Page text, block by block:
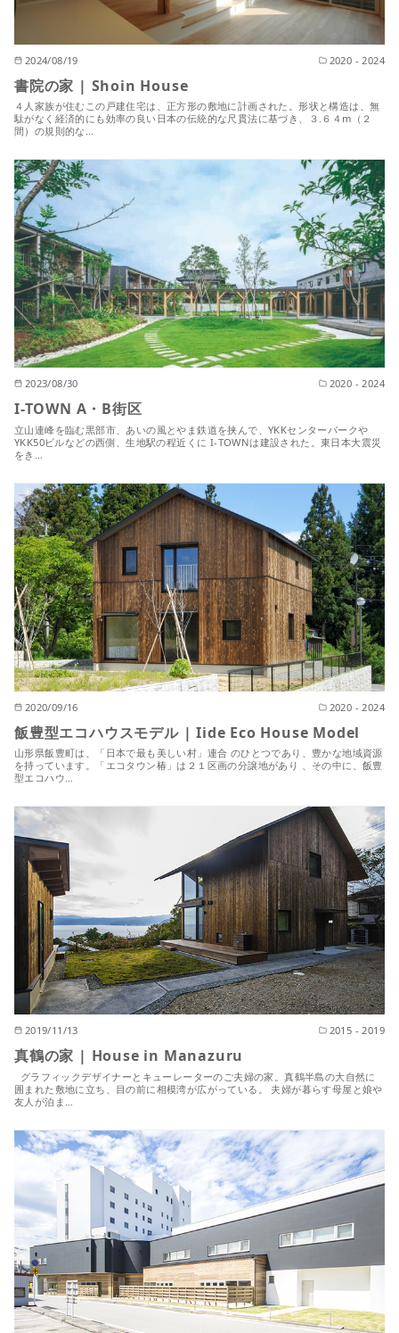
2024/08/19 2020 - 2024
書院の家 | Shoin House
４人家族が住むこの戸建住宅は、正方形の敷地に計画された。形状と構造は、無
駄がなく経済的にも効率の良い日本の伝統的な尺貫法に基づき、３.６４m（２
間）の規則的な…
2023/08/30 2020 - 2024
I-TOWN A・B街区
立山連峰を臨む黒部市、あいの風とやま鉄道を挟んで、YKKセンターパークや
YKK50ビルなどの西側、生地駅の程近くに I-TOWNは建設された。東日本大震災
をき…
2020/09/16 2020 - 2024
飯豊型エコハウスモデル | Iide Eco House Model
山形県飯豊町は、「日本で最も美しい村」連合 のひとつであり、豊かな地域資源
を持っています。「エコタウン椿」は２１区画の分譲地があり 、その中に、飯豊
型エコハウ…
2019/11/13 2015 - 2019
真鶴の家 | House in Manazuru
グラフィックデザイナーとキューレーターのご夫婦の家。真鶴半島の大自然に
囲まれた敷地に立ち、目の前に相模湾が広がっている。 夫婦が暮らす母屋と娘や
友人が泊ま…